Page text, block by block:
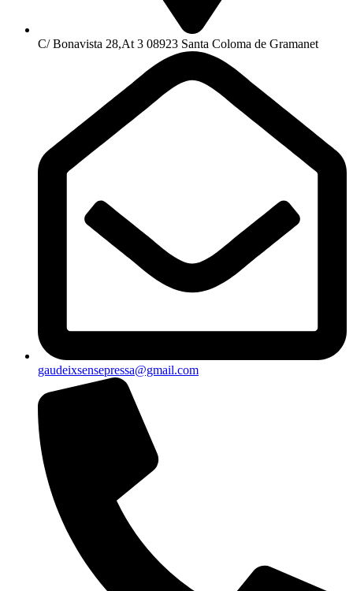
C/ Bonavista 28,At 3 08923 Santa Coloma de Gramanet
gaudeixsensepressa@gmail.com